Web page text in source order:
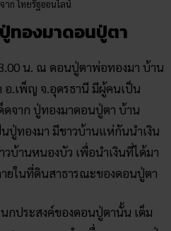
อ.เพ็ญ จ.อุดรธานี มีผู้คนเป็น
ดจาก ปู่ทองมาดอนปู่ตา บ้าน
ปู่ทองมา มีชาวบ้านแห่กันนำเงิน
วบ้านหนองบัว เพื่อนำเงินที่ได้มา
ยในที่ดินสาธารณะของดอนปู่ตา
กประสงค์ของดอนปู่ตานั้น เต็ม
สดงของหมอลำ เพื่อฉลองดอนปู่
นหน้าศาลพ่อปู่และรูปเหมือนของ
ไหว้ และนำต้นเงินมาร่วมบริจาค
อโชคลาภ ขอเลขเด็ดกัน โดย